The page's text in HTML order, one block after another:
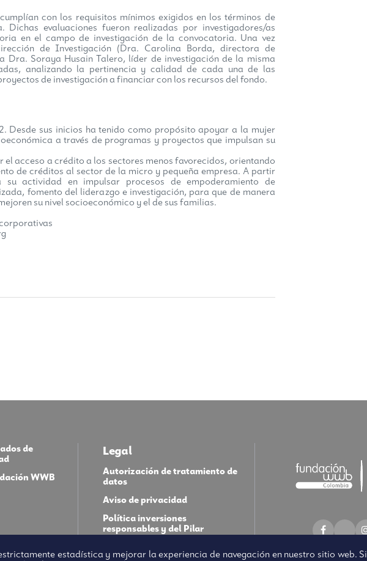
estadística y mejorar la experiencia de navegación en nuestro sitio web. Si
con los requisitos mínimos exigidos en los términos de
Dichas evaluaciones fueron realizadas por investigadores/as
en el campo de investigación de la convocatoria. Una vez
de Investigación (Dra. Carolina Borda, directora de
Dra. Soraya Husain Talero, líder de investigación de la misma
analizando la pertinencia y calidad de cada una de las
de investigación a financiar con los recursos del fondo.
Desde sus inicios ha tenido como propósito apoyar a la mujer
a través de programas y proyectos que impulsan su
el acceso a crédito a los sectores menos favorecidos, orientando
de créditos al sector de la micro y pequeña empresa. A partir
actividad en impulsar procesos de empoderamiento de
fomento del liderazgo e investigación, para que de manera
su nivel socioeconómico y el de sus familias.
de
WWB
Legal
Autorización de tratamiento de
datos
Aviso de privacidad
Política inversiones
responsables y del Pilar